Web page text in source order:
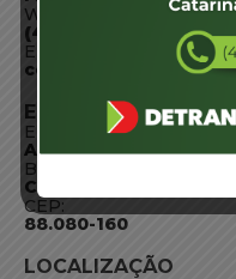
WhatsApp:
(48) 3664-1800
E-mail:
ENDEREÇO
Endereço:
Av. Almirante
Bairro:
Coqueiros,
CEP:
88.080-160
LOCALIZAÇÃO